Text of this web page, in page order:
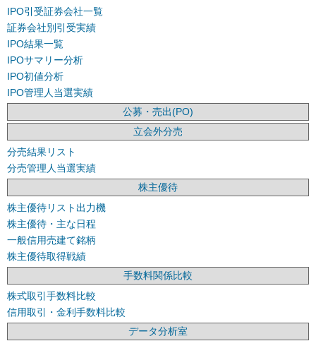
IPO引受証券会社一覧
証券会社別引受実績
IPO結果一覧
IPOサマリー分析
IPO初値分析
IPO管理人当選実績
公募・売出(PO)
立会外分売
分売結果リスト
分売管理人当選実績
株主優待
株主優待リスト出力機
株主優待・主な日程
一般信用売建て銘柄
株主優待取得戦績
手数料関係比較
株式取引手数料比較
信用取引・金利手数料比較
データ分析室